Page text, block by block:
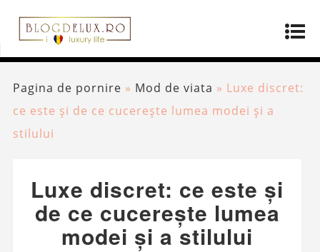
Pagina de pornire » Mod de viata » Luxe discret:
ce este și de ce cucerește lumea modei și a
stilului
Luxe discret: ce este și
de ce cucerește lumea
modei și a stilului